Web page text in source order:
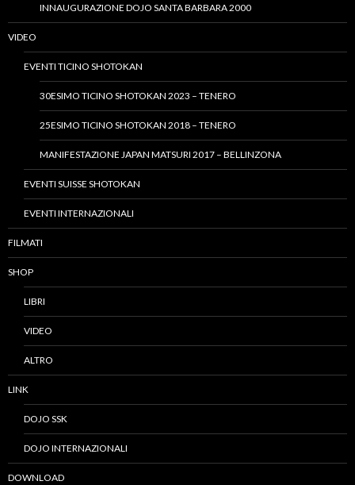
INNAUGURAZIONE DOJO SANTA BARBARA 2000
VIDEO
EVENTI TICINO SHOTOKAN
30ESIMO TICINO SHOTOKAN 2023 – TENERO
25ESIMO TICINO SHOTOKAN 2018 – TENERO
MANIFESTAZIONE JAPAN MATSURI 2017 – BELLINZONA
EVENTI SUISSE SHOTOKAN
EVENTI INTERNAZIONALI
FILMATI
SHOP
LIBRI
VIDEO
ALTRO
LINK
DOJO SSK
DOJO INTERNAZIONALI
DOWNLOAD